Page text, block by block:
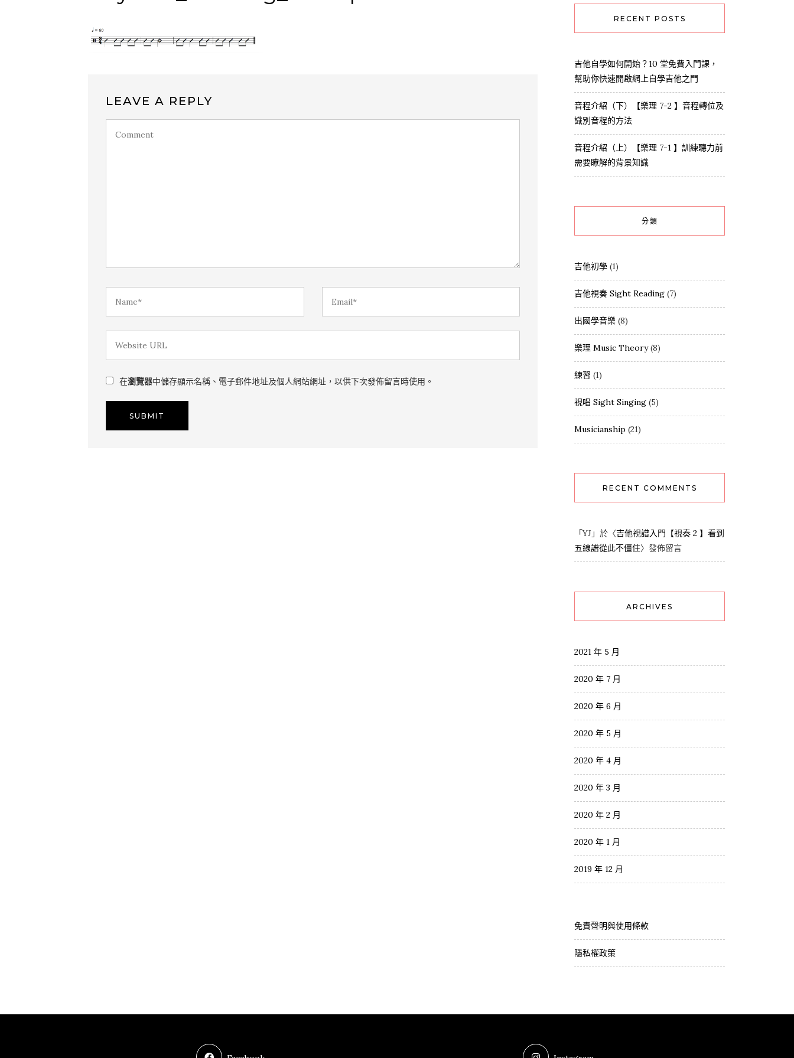
LEAVE A REPLY
在瀏覽器中儲存顯示名稱、電子郵件地址及個人網站網址，以供下次發佈留言時使用。
RECENT POSTS
吉他自學如何開始？10 堂免費入門課，
幫助你快速開啟網上自學吉他之門
音程介紹（下）【樂理 7-2 】音程轉位及
識別音程的方法
音程介紹（上）【樂理 7-1 】訓練聽力前
需要瞭解的背景知識
分類
吉他初學 (1)
吉他視奏 Sight Reading (7)
出國學音樂 (8)
樂理 Music Theory(8)
練習 (1)
視唱 Sight Singing (5)
Musicianship (21)
RECENT COMMENTS
「YJ 」於〈吉他視譜入門【視奏 2 】看到
五線譜從此不僵住〉發佈留言
ARCHIVES
2021 年 5 月
2020 年 7 月
2020 年 6 月
2020 年 5 月
2020 年 4 月
2020 年 3 月
2020 年 2 月
2020 年 1 月
2019 年 12 月
免責聲明與使用條款
隱私權政策